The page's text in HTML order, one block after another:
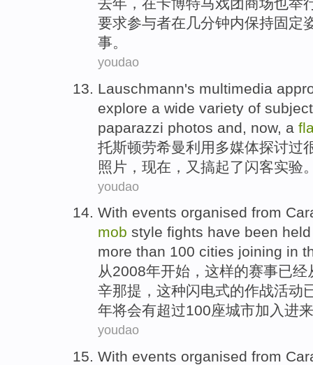
要求参与者在 几分钟内保持固定
事。
youdao
Lauschmann's multimedia
explore a wide variety of
paparazzi photos and, now, a
托斯顿劳希曼利用多媒体探讨过
照片 ， 现在 ，又搞起了闪客实验
youdao
With events organised from
mob style fights have been held
more than 100 cities joining in
从2008年开始，这样的赛事已经
辛那提 ， 这种闪电式的作战活动
年将会有超过100座城市加入进
youdao
With events organised from